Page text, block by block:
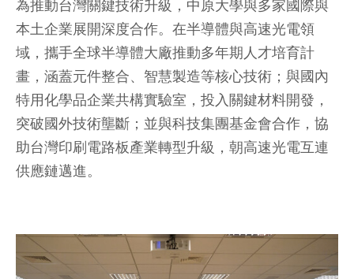
為推動台灣關鍵技術升級，中原大學與多家國際與
本土企業展開深度合作。在半導體與高速光電領
域，攜手全球半導體大廠推動多年期人才培育計
畫，涵蓋元件整合、智慧製造等核心技術；與國內
特用化學品企業共構實驗室，投入關鍵材料開發，
突破國外技術壟斷；並與科技集團基金會合作，協
助台灣印刷電路板產業轉型升級，朝高速光電互連
供應鏈邁進。